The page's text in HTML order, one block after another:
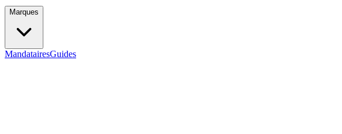
Marques
MandatairesGuides